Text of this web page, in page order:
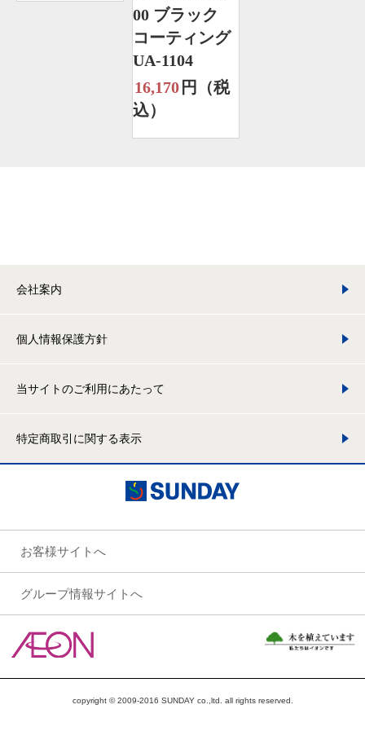
00 ブラック
コーティング
UA-1104
16,170 円（税
込）
会社案内
個人情報保護方針
当サイトのご利用にあたって
特定商取引に関する表示
お客様サイトへ
グループ情報サイトへ
copyright © 2009-2016 SUNDAY co.,ltd. all rights reserved.